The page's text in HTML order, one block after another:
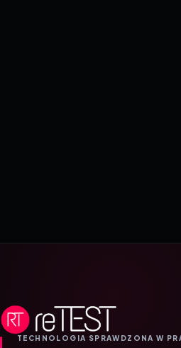
TECHNOLOGIA SPRAWDZONA W